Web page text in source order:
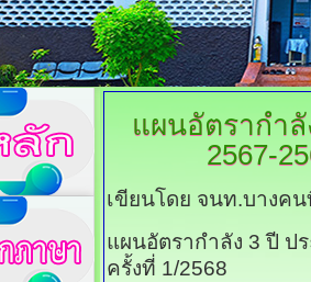
แผนอัตรากำลั
2567-
เขียนโดย จนท.บางค
แผนอัตรากำลัง 3 ปี ป
ครั้งที่ 1/2568